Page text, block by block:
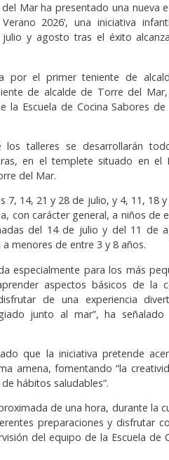
Mar ha presentado una nueva
2026’, una iniciativa
y agosto tras el éxito
por el primer teniente de
de alcalde de Torre del Mar,
la Escuela de Cocina Sabores
los talleres se desarrollarán
en el templete situado en el
del Mar.
7, 14, 21 y 28 de julio, y 4, 11, 18
con carácter general, a niños de
del 14 de julio y del 11 de
menores de entre 3 y 8 años.
especialmente para los más
aspectos básicos de la
de una experiencia
junto al mar”, ha señalado
que la iniciativa pretende
amena, fomentando “la
hábitos saludables”.
de una hora, durante la
preparaciones y disfrutar
del equipo de la Escuela de